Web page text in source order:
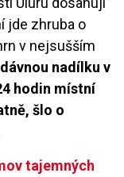
jde zhruba o
v nejsušším
nadílku v
hodin místní
šlo o
tajemných